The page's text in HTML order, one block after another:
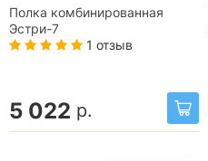
Полка комбинированная
Эстри-7
1 отзыв
5 022 р.